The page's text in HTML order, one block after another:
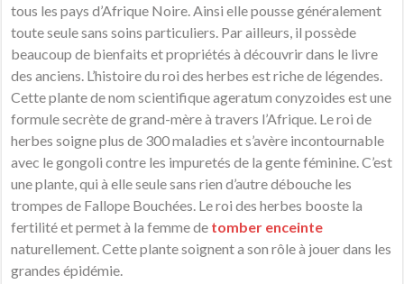
tous les pays d’Afrique Noire. Ainsi elle pousse généralement
toute seule sans soins particuliers. Par ailleurs, il possède
beaucoup de bienfaits et propriétés à découvrir dans le livre
des anciens. L’histoire du roi des herbes est riche de légendes.
Cette plante de nom scientifique ageratum conyzoides est une
formule secrète de grand-mère à travers l’Afrique. Le roi de
herbes soigne plus de 300 maladies et s’avère incontournable
avec le gongoli contre les impuretés de la gente féminine. C’est
une plante, qui à elle seule sans rien d’autre débouche les
trompes de Fallope Bouchées. Le roi des herbes booste la
fertilité et permet à la femme de tomber enceinte
naturellement. Cette plante soignent a son rôle à jouer dans les
grandes épidémie.